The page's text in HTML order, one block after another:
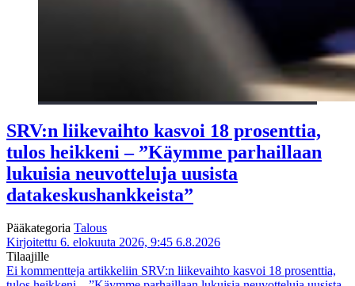
SRV:n liikevaihto kasvoi 18 prosenttia,
tulos heikkeni – ”Käymme parhaillaan
lukuisia neuvotteluja uusista
datakeskushankkeista”
Pääkategoria Talous
Kirjoitettu 6. elokuuta 2026, 9:45 6.8.2026
Tilaajille
Ei kommentteja artikkeliin SRV:n liikevaihto kasvoi 18 prosenttia,